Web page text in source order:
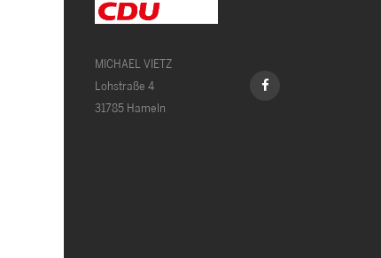
MICHAEL VIETZ
Lohstraße 4
31785 Hameln